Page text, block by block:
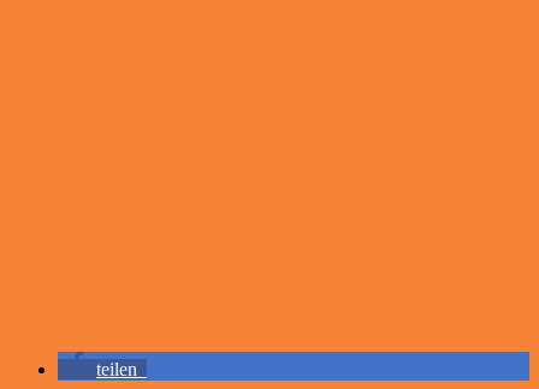
teilen